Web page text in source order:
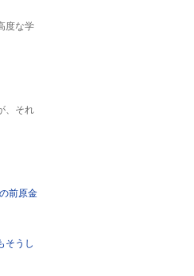
度な学
、それ
前原金
そうし